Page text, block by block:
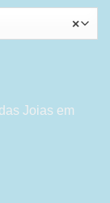
×
Joias em